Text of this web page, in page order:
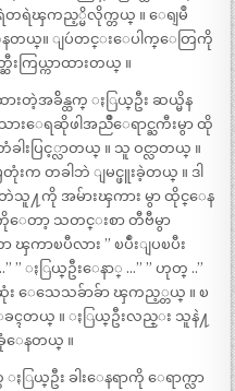
ရဲၾကည့္မိလိုက္တယ္ ။ ေရျမဳ
နတယ္။ ျပဴတင္းေပါက္ေတြကို
းကြယ္ကာထားတယ္ ။
းတဲ့အခ်ိန္ထက္ ႏြယ္ဦး ဆယ္မိန
းေရဆိုဖါအညိဳေရာင္ႀကီးမွာ ထို
ါးပြင့္လာတယ္ ။ သူ ဝင္လာတယ္ ။
က တခါဘဲ ျမင္ဖူးခဲ့တယ္ ။ ဒါ
သူ႔ကို အမ်ားၾကား မွာ ထိုင္ေန
ကိုေတာ့ သတင္းစာ တီဗီမွာ
ကာၿပီလား ” ၿပဳံးျပၿပီး
” ႏြယ္ဦးေနာ္ …” ” ဟုတ္ ..”
ေသေသခ်ာခ်ာ ၾကည့္တယ္ ။ ၿ
ခၚတယ္ ။ ႏြယ္ဦးလည္း သူနဲ႔
ခုံေနတယ္ ။
ြယ္ဦး ခါးေနရာကို ေရာက္လာ